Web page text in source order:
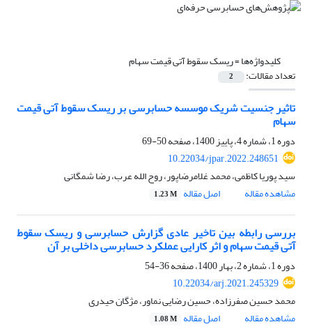
کلیدواژه‌ها =ریسک سقوط آتی قیمت سهام
تعداد مقالات: 2
تاثیر جنسیت شریک موسسه حسابرسی بر ریسک سقوط آتی قیمت
سهام
دوره 1، شماره 4، پاییز 1400، صفحه
50-69
10.22034/jpar.2022.248651
سید پوریا کاظمی، محمد غلامرضاپور، روح الله عرب، رضا شمگانی
مشاهده مقاله
اصل مقاله 1.23 M
بررسی رابطه بین تاخیر عادی گزارش حسابرسی و ریسک سقوط
آتی قیمت سهام و اثر کارایی عملکرد حسابرسی داخلی بر آن
دوره 1، شماره 2، بهار 1400، صفحه
36-54
10.22034/arj.2021.245329
محمد حسین صفرزاده، حسین رضایی نماور، مژگان حیدری
مشاهده مقاله
اصل مقاله 1.08 M